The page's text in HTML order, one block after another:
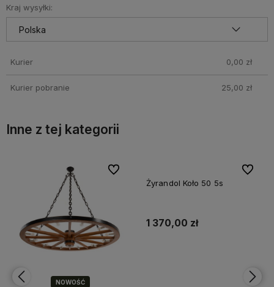
Kraj wysyłki:
Kurier 0,00 zł
Kurier pobranie 25,00 zł
Inne z tej kategorii
NOWOŚĆ
Do ulubionych
Do ulubionych Do
Do